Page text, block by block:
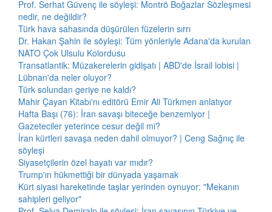
Prof. Serhat Güvenç ile söyleşi: Montrö Boğazlar Sözleşmesi
nedir, ne değildir?
Türk hava sahasında düşürülen füzelerin sırrı
Dr. Hakan Şahin ile söyleşi: Tüm yönleriyle Adana'da kurulan
NATO Çok Ulsulu Kolordusu
Transatlantik: Müzakerelerin gidişatı | ABD'de İsrail lobisi |
Lübnan'da neler oluyor?
Türk solundan geriye ne kaldı?
Mahir Çayan Kitabı'nı editörü Emir Ali Türkmen anlatıyor
Hafta Başı (76): İran savaşı biteceğe benzemiyor |
Gazeteciler yeterince cesur değil mi?
İran kürtleri savaşa neden dahil olmuyor? | Ceng Sağnıç ile
söyleşi
Siyasetçilerin özel hayatı var mıdır?
Trump'ın hükmettiği bir dünyada yaşamak
Kürt siyasi hareketinde taşlar yerinden oynuyor: "Mekanın
sahipleri geliyor"